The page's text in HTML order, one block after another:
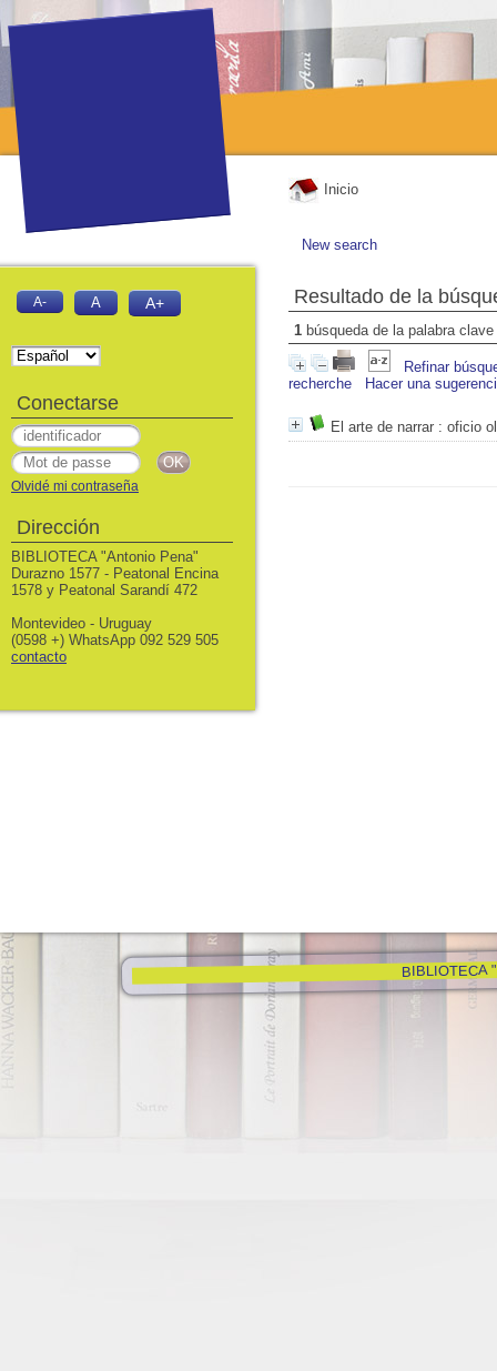
Inicio
New search
Resultado de la
1 búsqueda de la palabra clave
Refinar
recherche
Hacer una
El arte de narrar : oficio
BIBLIOTECA
A- A A+
Conectarse
Olvidé mi contraseña
Dirección
BIBLIOTECA "Antonio Pena"
Durazno 1577 - Peatonal Encina
1578 y Peatonal Sarandí 472
Montevideo - Uruguay
(0598 +) WhatsApp 092 529 505
contacto